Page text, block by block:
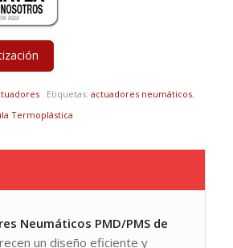
Etiquetas: actuadores neumáticos,
Termoplástica
Neumáticos PMD/PMS de
un diseño eficiente y